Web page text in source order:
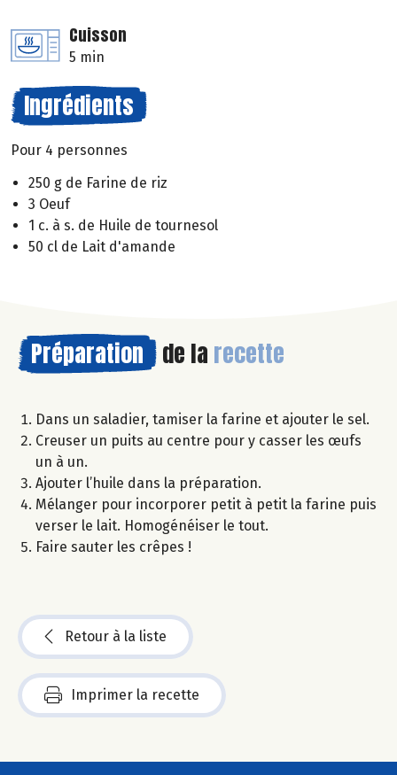
Cuisson
5 min
Ingrédients
Pour 4 personnes
250 g de Farine de riz
3 Oeuf
1 c. à s. de Huile de tournesol
50 cl de Lait d'amande
Préparation de la recette
Dans un saladier, tamiser la farine et ajouter le sel.
Creuser un puits au centre pour y casser les œufs
un à un.
Ajouter l’huile dans la préparation.
Mélanger pour incorporer petit à petit la farine puis
verser le lait. Homogénéiser le tout.
Faire sauter les crêpes !
Retour à la liste
Imprimer la recette